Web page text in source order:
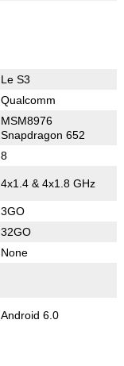
Le S3
Qualcomm
MSM8976
Snapdragon 652
8
4x1.4 & 4x1.8 GHz
3GO
32GO
None
Android 6.0